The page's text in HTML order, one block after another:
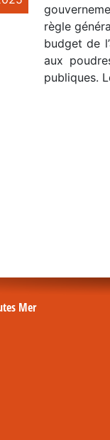
règle
budget de
aux
publiques.
Mer